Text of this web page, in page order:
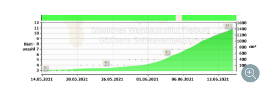
Skip to main content